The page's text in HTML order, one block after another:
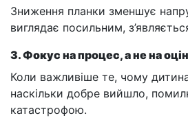
Зниження планки зменшує
виглядає посильним,
3. Фокус на процес, а не на
Коли важливіше те, чому
наскільки добре вийшло,
катастрофою.